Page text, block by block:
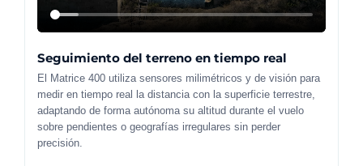
Seguimiento del terreno en tiempo real
El Matrice 400 utiliza sensores milimétricos y de visión para
medir en tiempo real la distancia con la superficie terrestre,
adaptando de forma autónoma su altitud durante el vuelo
sobre pendientes o geografías irregulares sin perder
precisión.